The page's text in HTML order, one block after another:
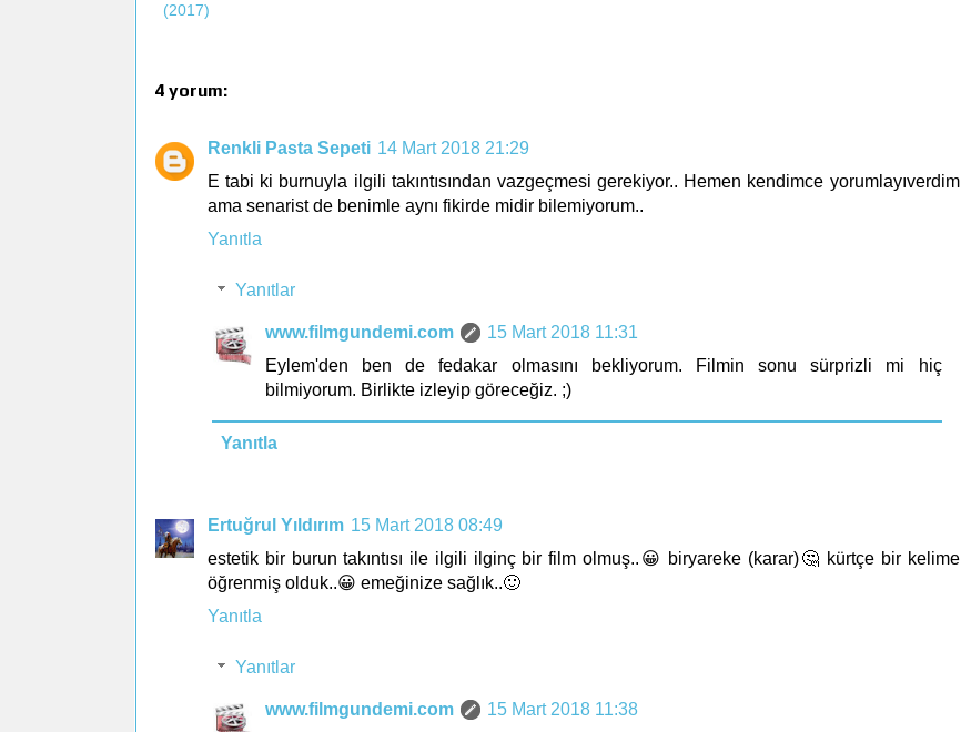
(2017)
4 yorum:
Renkli Pasta Sepeti 14 Mart 2018 21:29
E tabi ki burnuyla ilgili takıntısından vazgeçmesi gerekiyor.. Hemen kendimce yorumlayıverdim
ama senarist de benimle aynı fikirde midir bilemiyorum..
Yanıtla
Yanıtlar
www.filmgundemi.com
15 Mart 2018 11:31
Eylem'den ben de fedakar olmasını bekliyorum. Filmin sonu sürprizli mi hiç
bilmiyorum. Birlikte izleyip göreceğiz. ;)
Yanıtla
Ertuğrul Yıldırım 15 Mart 2018 08:49
estetik bir burun takıntısı ile ilgili ilginç bir film olmuş..😀 biryareke (karar)🤔 kürtçe bir kelime
öğrenmiş olduk..😀 emeğinize sağlık..🙂
Yanıtla
Yanıtlar
www.filmgundemi.com
15 Mart 2018 11:38